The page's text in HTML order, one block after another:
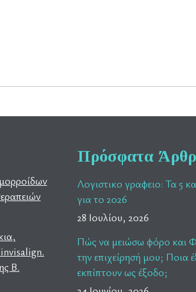
Β.
Πρόσφατα
Λογιστικο γραφειο: Τα 5
για το 2026
28 Ιουλίου, 2026
Πώς να μειώσω φόρο και
την επιχείρησή μου; Ποια
εκπίπτουν ως έξοδο;